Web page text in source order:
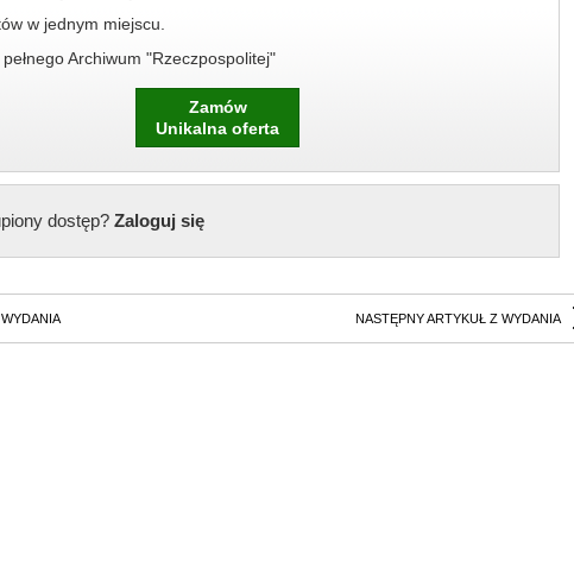
w jednym miejscu.
Archiwum "Rzeczpospolitej"
Zamów
Unikalna oferta
dostęp?Zaloguj się
NASTĘPNY ARTYKUŁ Z WYDANIA